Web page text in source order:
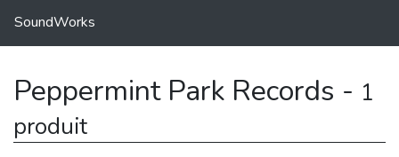
SoundWorks
Peppermint Park Records - 1
produit